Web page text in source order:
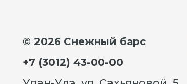
© 2026 Снежный барс
+7 (3012) 43-00-00